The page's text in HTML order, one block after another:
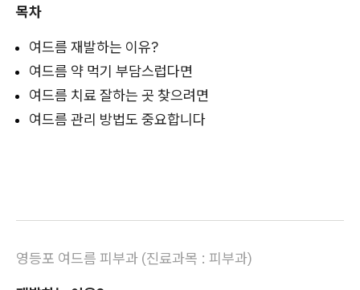
목차
여드름 재발하는 이유?
여드름 약 먹기 부담스럽다면
여드름 치료 잘하는 곳 찾으려면
여드름 관리 방법도 중요합니다
영등포 여드름 피부과 (진료과목 : 피부과)